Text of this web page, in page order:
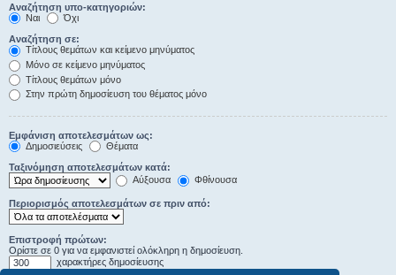
Αναζήτηση υπο-κατηγοριών:
Ναι
Όχι
Αναζήτηση σε:
Τίτλους θεμάτων και κείμενο μηνύματος
Μόνο σε κείμενο μηνύματος
Τίτλους θεμάτων μόνο
Στην πρώτη δημοσίευση του θέματος μόνο
Εμφάνιση αποτελεσμάτων ως:
Δημοσιεύσεις
Θέματα
Ταξινόμηση αποτελεσμάτων κατά:
Αύξουσα
Φθίνουσα
Περιορισμός αποτελεσμάτων σε πριν από:
Επιστροφή πρώτων:
Ορίστε σε 0 για να εμφανιστεί ολόκληρη η δημοσίευση.
χαρακτήρες δημοσίευσης